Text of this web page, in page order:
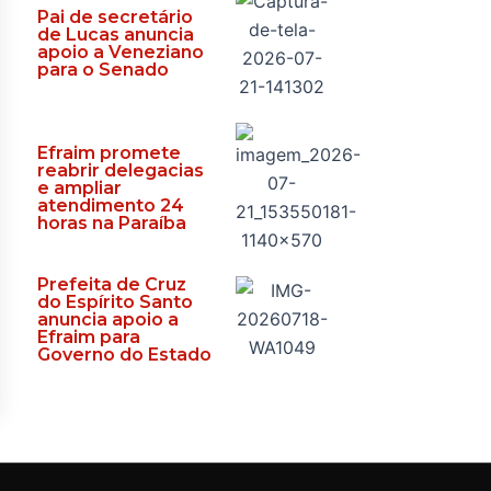
Pai de secretário
de Lucas anuncia
apoio a Veneziano
para o Senado
Efraim promete
reabrir delegacias
e ampliar
atendimento 24
horas na Paraíba
Prefeita de Cruz
do Espírito Santo
anuncia apoio a
Efraim para
Governo do Estado